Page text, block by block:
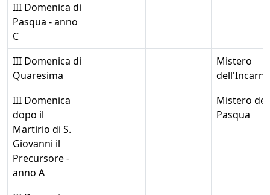
III Domenica di
Pasqua - anno
C
III Domenica di
Quaresima
Mistero
III Domenica
dopo il
Martirio di S.
Giovanni il
Precursore -
anno A
Mistero
Pasqua